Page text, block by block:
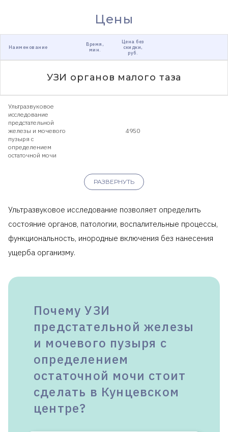
Цены
Наименование
Время,
мин.
Цена без
скидки,
руб.
УЗИ органов малого таза
Ультразвуковое
исследование
предстательной
железы и мочевого
пузыря с
определением
остаточной мочи
4950
РАЗВЕРНУТЬ
Ультразвуковое исследование позволяет определить
состояние органов, патологии, воспалительные процессы,
функциональность, инородные включения без нанесения
ущерба организму.
Почему УЗИ
предстательной железы
и мочевого пузыря с
определением
остаточной мочи стоит
сделать в Кунцевском
центре?